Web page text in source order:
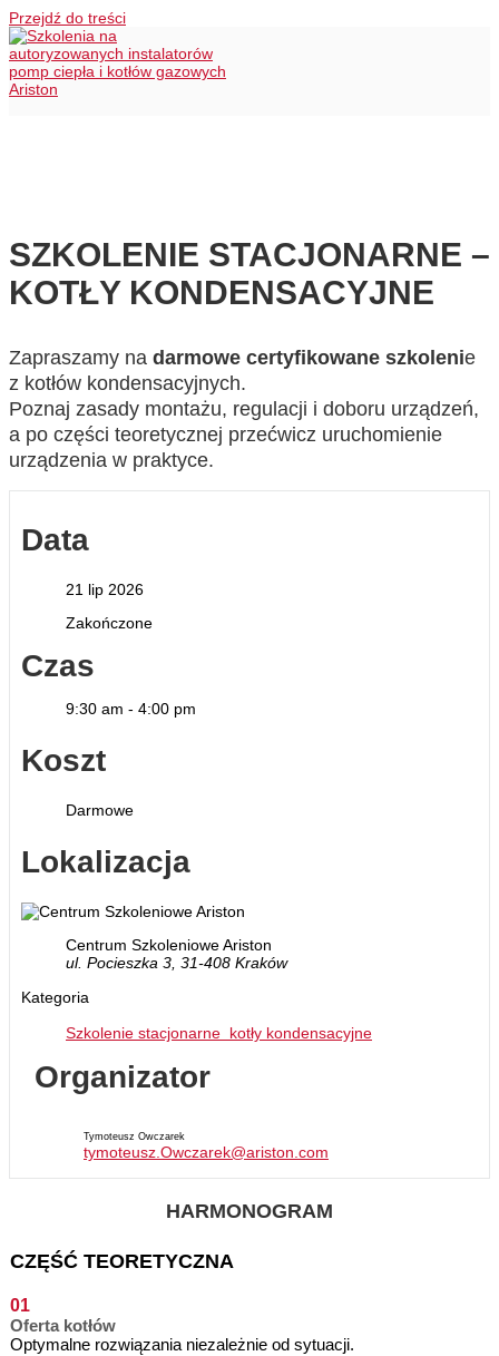
Przejdź do treści
SZKOLENIE STACJONARNE –
KOTŁY KONDENSACYJNE
Zapraszamy na darmowe certyfikowane szkolenie
z kotłów kondensacyjnych.
Poznaj zasady montażu, regulacji i doboru urządzeń,
a po części teoretycznej przećwicz uruchomienie
urządzenia w praktyce.
Data
21 lip 2026
Zakończone
Czas
9:30 am - 4:00 pm
Koszt
Darmowe
Lokalizacja
Centrum Szkoleniowe Ariston
ul. Pocieszka 3, 31-408 Kraków
Kategoria
Szkolenie stacjonarne kotły kondensacyjne
Organizator
Tymoteusz Owczarek
tymoteusz.Owczarek@ariston.com
HARMONOGRAM
CZĘŚĆ TEORETYCZNA
01
Oferta kotłów
Optymalne rozwiązania niezależnie od sytuacji.